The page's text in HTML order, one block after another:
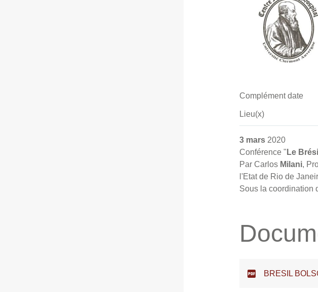
Complément date
Lieu(x)
3 mars2020
Conférence " Le
Par Carlos Milani,
l'Etat de Rio de
Sous la coordination
BRESIL